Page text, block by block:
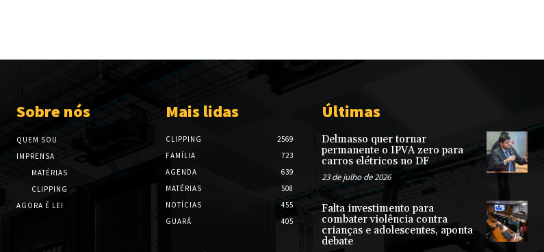
Sobre nós
QUEM SOU
IMPRENSA
MATÉRIAS
CLIPPING
AGORA É LEI
Mais lidas
CLIPPING
2569
FAMÍLIA
723
AGENDA
639
MATÉRIAS
508
NOTÍCIAS
455
GUARÁ
405
Últimas
Delmasso quer tornar
permanente o IPVA zero para
carros elétricos no DF
23 de julho de 2026
Falta investimento para
combater violência contra
crianças e adolescentes, aponta
debate